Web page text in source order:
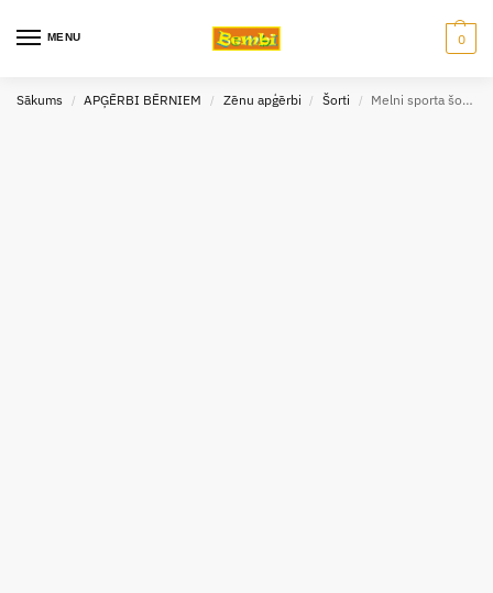
MENU 0
Sākums / APĢĒRBI BĒRNIEM / Zēnu apģērbi / Šorti / Melni sporta šorti 152-164 GT